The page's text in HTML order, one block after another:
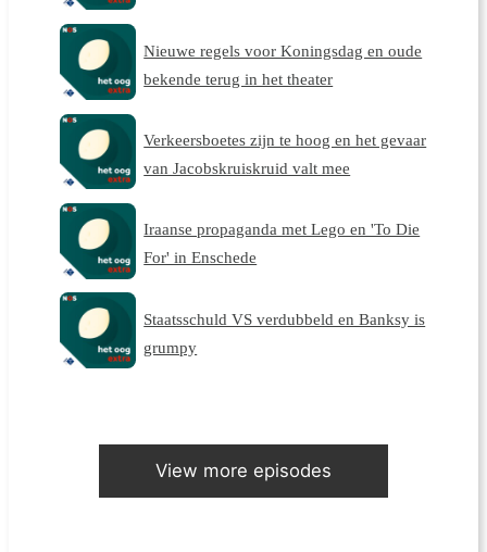
Nieuwe regels voor Koningsdag en oude
bekende terug in het theater
Verkeersboetes zijn te hoog en het gevaar
van Jacobskruiskruid valt mee
Iraanse propaganda met Lego en 'To Die
For' in Enschede
Staatsschuld VS verdubbeld en Banksy is
grumpy
View more episodes